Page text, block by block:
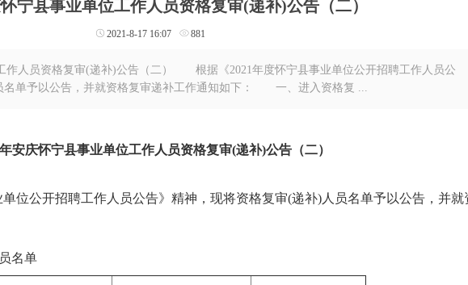
宁县事业单位工作人员资格复审(递补)公告（二）
2021-8-17 16:07 881
作人员资格复审(递补)公告（二） 根据《2021年度怀宁县事业单位公开招聘工作人员公
名单予以公告，并就资格复审递补工作通知如下： 一、进入资格复 ...
安庆怀宁县事业单位工作人员资格复审(递补)公告（二）
公开招聘工作人员公告》精神，现将资格复审(递补)人员名单予以公告，并就
名单